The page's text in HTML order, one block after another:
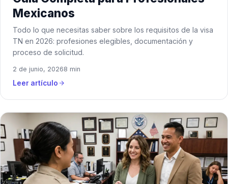
Mexicanos
Todo lo que necesitas saber sobre los requisitos de la visa
TN en 2026: profesiones elegibles, documentación y
proceso de solicitud.
2 de junio, 20268 min
Leer artículo